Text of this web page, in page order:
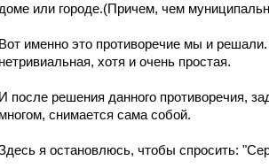
доме или городе.(Причем, чем
Вот именно это противоречие мы и
нетривиальная, хотя и очень простая.
И после решения данного противоречия,
многом, снимается сама собой.
я остановлюсь, чтобы спросить: